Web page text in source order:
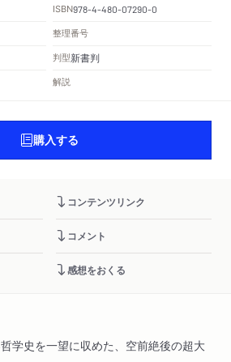
ISBN978-4-480-07290-0
整理番号
判型新書判
解説
購入する
コンテンツリンク
コメント
感想をおくる
学史を一望に収めた、空前絶後の超大